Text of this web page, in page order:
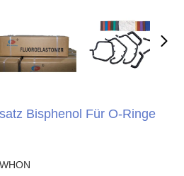
Bisphenol Für O-Ringe